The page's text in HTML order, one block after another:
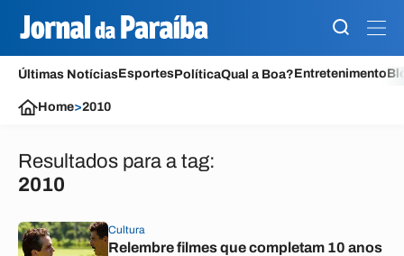
Últimas NotíciasEsportesPolíticaQual a Boa?Entretenimento
Home>2010
Resultados para a tag:
2010
Cultura
Relembre filmes que completam 10 anos